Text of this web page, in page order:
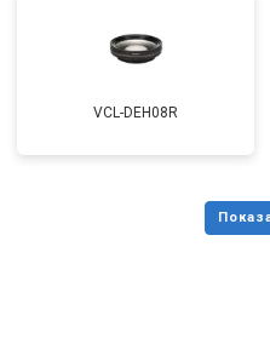
VCL-DEH08R